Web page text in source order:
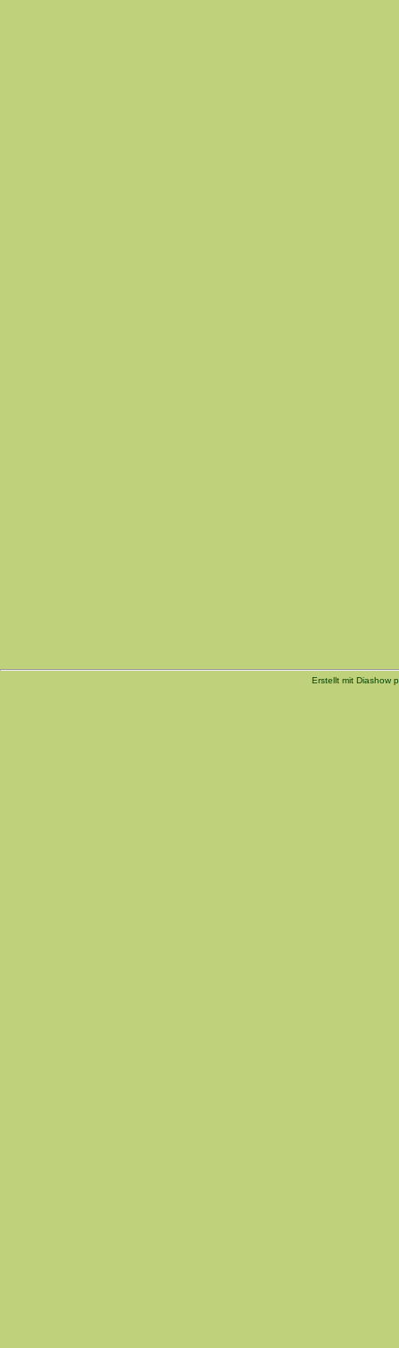
Erstellt mit Diashow